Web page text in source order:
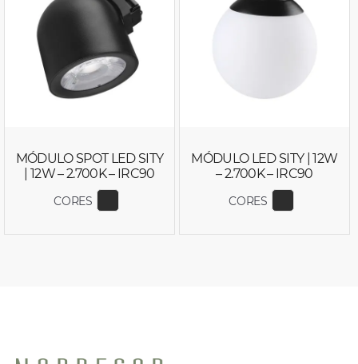
MÓDULO SPOT LED SITY
| 12W – 2.700K – IRC90
CORES EXIBIR COR 6646
MÓDULO LED SITY | 12W
– 2.700K – IRC90
CORES EXIBIR